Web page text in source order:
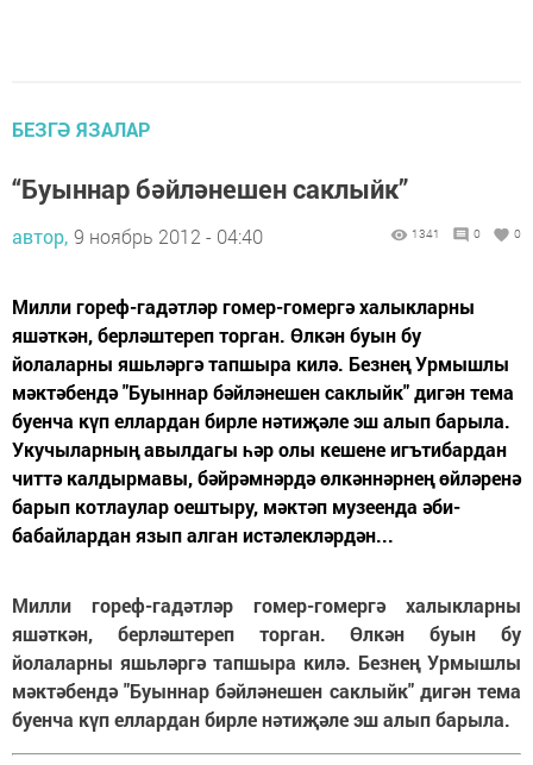
БЕЗГӘ ЯЗАЛАР
“Буыннар бәйләнешен саклыйк”
автор, 9 ноябрь 2012 - 04:40 1341 0 0
Милли гореф-гадәтләр гомер-гомергә халыкларны
яшәткән, берләштереп торган. Өлкән буын бу
йолаларны яшьләргә тапшыра килә. Безнең Урмышлы
мәктәбендә "Буыннар бәйләнешен саклыйк" дигән тема
буенча күп еллардан бирле нәтиҗәле эш алып барыла.
Укучыларның авылдагы һәр олы кешене игътибардан
читтә калдырмавы, бәйрәмнәрдә өлкәннәрнең өйләренә
барып котлаулар оештыру, мәктәп музеенда әби-
бабайлардан язып алган истәлекләрдән...
Милли гореф-гадәтләр гомер-гомергә халыкларны
яшәткән, берләштереп торган. Өлкән буын бу
йолаларны яшьләргә тапшыра килә. Безнең Урмышлы
мәктәбендә "Буыннар бәйләнешен саклыйк" дигән тема
буенча күп еллардан бирле нәтиҗәле эш алып барыла.